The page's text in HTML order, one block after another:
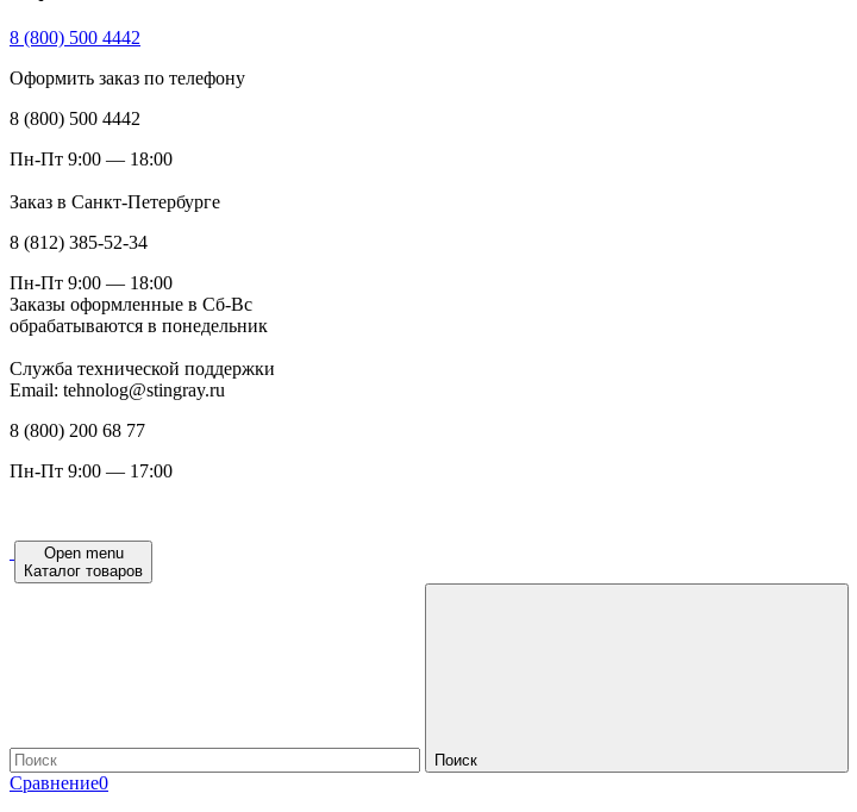
8 (800) 500 4442
Оформить заказ по телефону
8 (800) 500 4442
Пн-Пт 9:00 — 18:00
Заказ в Санкт-Петербурге
8 (812) 385-52-34
Пн-Пт 9:00 — 18:00
Заказы оформленные в Сб-Вс
обрабатываются в понедельник
Служба технической поддержки
Email: tehnolog@stingray.ru
8 (800) 200 68 77
Пн-Пт 9:00 — 17:00
Open menu
Каталог товаров
Поиск
Сравнение0